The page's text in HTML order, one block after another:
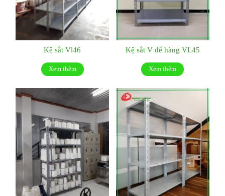
Kệ sắt Vl46
Xem thêm
Kệ sắt V để hàng VL45
Xem thêm